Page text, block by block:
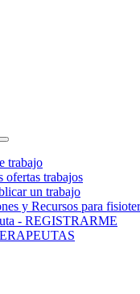
trabajo
ofertas trabajos
un trabajo
y Recursos para
- REGISTRARME